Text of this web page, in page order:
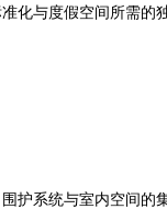
化与度假空间所需的
护系统与室内空间的